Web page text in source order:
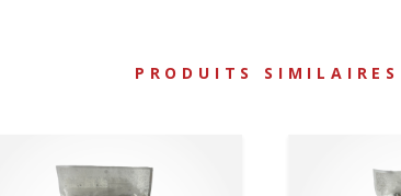
PRODUITS SIMILAIRES